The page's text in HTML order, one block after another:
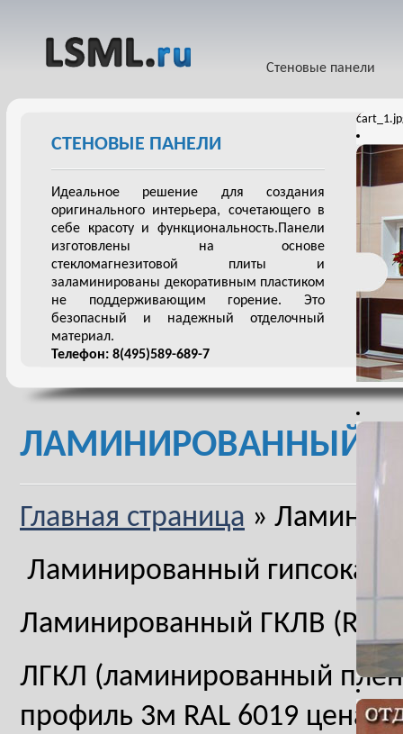
Стеновые панели
СТЕНОВЫЕ ПАНЕЛИ
Идеальное решение для создания
оригинального интерьера, сочетающего в
себе красоту и функциональность.Панели
изготовлены на основе
стекломагнезитовой плиты и
заламинированы декоративным пластиком
не поддерживающим горение. Это
безопасный и надежный отделочный
материал.
Телефон: 8(495)589-689-7
ЛАМИНИРОВАННЫЙ
Главная страница »
Ламинированный
Ламинированный ГКЛВ (RAL
ЛГКЛ (ламинированный
профиль 3м RAL 6019 цена,